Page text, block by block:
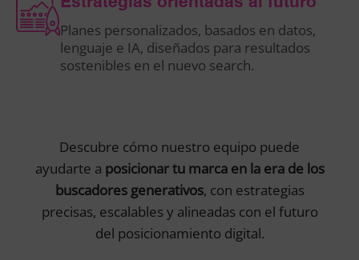
Planes personalizados, basados en datos,
lenguaje e IA, diseñados para resultados
sostenibles en el nuevo search.
Descubre cómo nuestro equipo puede
ayudarte a posicionar tu marca en la era de los
buscadores generativos, con estrategias
precisas, escalables y alineadas con el futuro
del posicionamiento digital.